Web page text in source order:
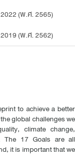
2022 (พ.ศ. 2565)
2019 (พ.ศ. 2562)
to achieve a better
global challenges we
climate change,
The 17 Goals are all
it is important that we